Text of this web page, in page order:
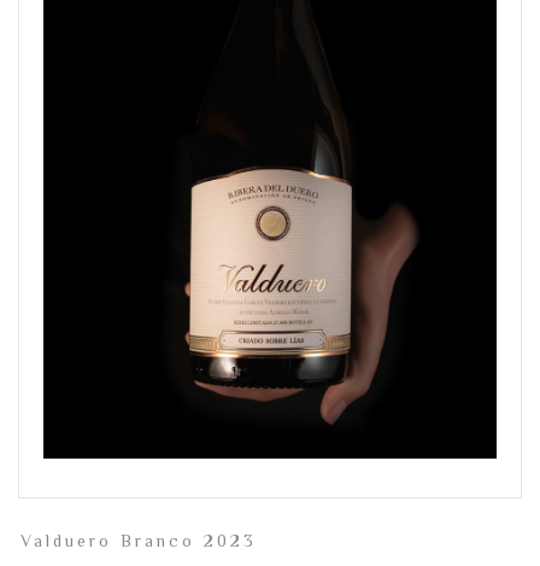
Valduero Branco 2023